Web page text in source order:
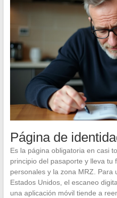
Página de
Es la página obligatoria en casi
principio del pasaporte y lleva tu
personales y la zona MRZ. Para
Estados Unidos, el escaneo
una aplicación móvil tiende a